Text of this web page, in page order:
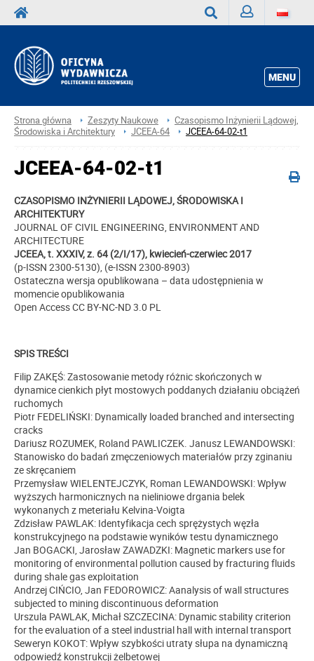
MENU
Strona główna Zeszyty Naukowe
Czasopismo Inżynierii Lądowej,
Środowiska i Architektury
JCEEA-64 JCEEA-64-02-t1
JCEEA-64-02-t1
CZASOPISMO INŻYNIERII LĄDOWEJ, ŚRODOWISKA I
ARCHITEKTURY
JOURNAL OF CIVIL ENGINEERING, ENVIRONMENT AND
ARCHITECTURE
JCEEA, t. XXXIV, z. 64 (2/I/17), kwiecień-czerwiec 2017
(p-ISSN 2300-5130), (e-ISSN 2300-8903)
Ostateczna wersja opublikowana – data udostępnienia w
momencie opublikowania
Open Access CC BY-NC-ND 3.0 PL
SPIS TREŚCI
Filip ZAKĘŚ: Zastosowanie metody różnic skończonych w
dynamice cienkich płyt mostowych poddanych działaniu obciążeń
ruchomych
Piotr FEDELIŃSKI: Dynamically loaded branched and intersecting
cracks
Dariusz ROZUMEK, Roland PAWLICZEK. Janusz LEWANDOWSKI:
Stanowisko do badań zmęczeniowych materiałów przy zginaniu
ze skręcaniem
Przemysław WIELENTEJCZYK, Roman LEWANDOWSKI: Wpływ
wyższych harmonicznych na nieliniowe drgania belek
wykonanych z meteriału Kelvina-Voigta
Zdzisław PAWLAK: Identyfikacja cech sprężystych węzła
konstrukcyjnego na podstawie wyników testu dynamicznego
Jan BOGACKI, Jarosław ZAWADZKI: Magnetic markers use for
monitoring of environmental pollution caused by fracturing fluids
during shale gas exploitation
Andrzej CIŃCIO, Jan FEDOROWICZ: Aanalysis of wall structures
subjected to mining discontinuous deformation
Urszula PAWLAK, Michał SZCZECINA: Dynamic stability criterion
for the evaluation of a steel industrial hall with internal transport
Seweryn KOKOT: Wpływ szybkości utraty słupa na dynamiczną
odpowiedź konstrukcji żelbetowej